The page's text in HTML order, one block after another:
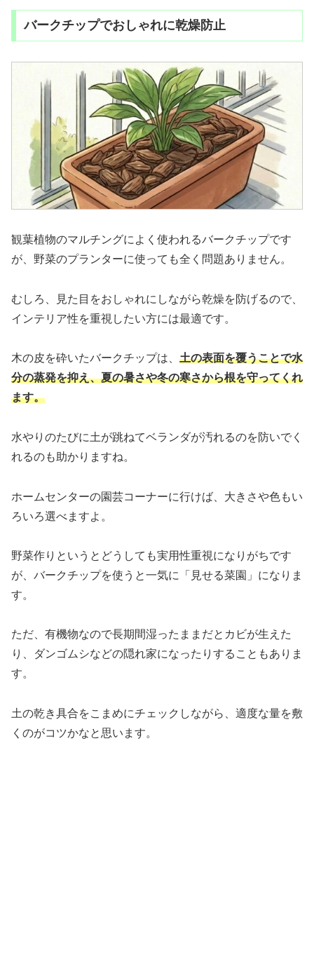
バークチップでおしゃれに乾燥防止
観葉植物のマルチングによく使われるバークチップです
が、野菜のプランターに使っても全く問題ありません。
むしろ、見た目をおしゃれにしながら乾燥を防げるので、
インテリア性を重視したい方には最適です。
木の皮を砕いたバークチップは、 土の表面を覆うことで水
分の蒸発を抑え、夏の暑さや冬の寒さから根を守ってくれ
ます。
水やりのたびに土が跳ねてベランダが汚れるのを防いでく
れるのも助かりますね。
ホームセンターの園芸コーナーに行けば、大きさや色もい
ろいろ選べますよ。
野菜作りというとどうしても実用性重視になりがちです
が、バークチップを使うと一気に「見せる菜園」になりま
す。
ただ、有機物なので長期間湿ったままだとカビが生えた
り、ダンゴムシなどの隠れ家になったりすることもありま
す。
土の乾き具合をこまめにチェックしながら、適度な量を敷
くのがコツかなと思います。